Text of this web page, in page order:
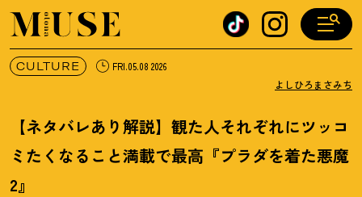
オトナミューズ ウェブ
CULTURE FRI.05.08 2026
よしひろまさみち
【ネタバレあり解説】観た人それぞれにツッコ
ミたくなること満載で最高『プラダを着た悪魔
2』